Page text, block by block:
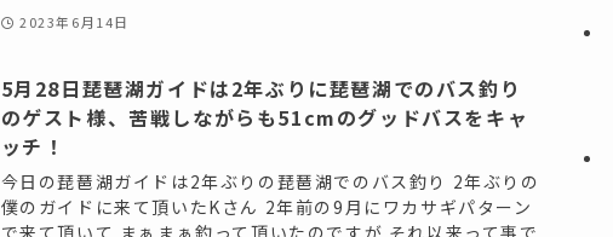
2023年6月14日
5月28日琵琶湖ガイドは2年ぶりに琵琶湖でのバス釣り
のゲスト様、苦戦しながらも51cmのグッドバスをキャ
ッチ！
今日の琵琶湖ガイドは2年ぶりの琵琶湖でのバス釣り 2年ぶりの
僕のガイドに来て頂いたKさん 2年前の9月にワカサギパターン
で来て頂いて まぁまぁ釣って頂いたのですが それ以来って事で